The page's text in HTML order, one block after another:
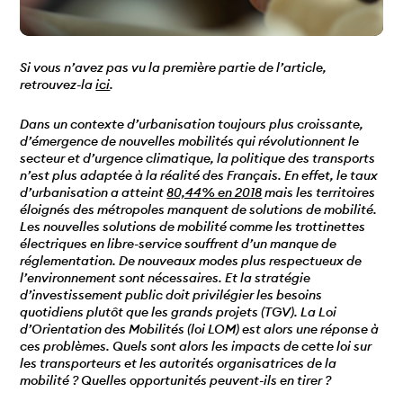
Si vous n’avez pas vu la première partie de l’article,
retrouvez-laici.
Dans un contexte d’urbanisation toujours plus croissante,
d’émergence de nouvelles mobilités qui révolutionnent le
secteur et d’urgence climatique, la politique des transports
n’est plus adaptée à la réalité des Français. En effet, le taux
d’urbanisation a atteint80,44% en 2018mais les territoires
éloignés des métropoles manquent de solutions de mobilité.
Les nouvelles solutions de mobilité comme les trottinettes
électriques en libre-service souffrent d’un manque de
réglementation. De nouveaux modes plus respectueux de
l’environnement sont nécessaires. Et la stratégie
d’investissement public doit privilégier les besoins
quotidiens plutôt que les grands projets (TGV). La Loi
d’Orientation des Mobilités (loi LOM) est alors une réponse à
ces problèmes. Quels sont alors les impacts de cette loi sur
les transporteurs et les autorités organisatrices de la
mobilité ? Quelles opportunités peuvent-ils en tirer ?